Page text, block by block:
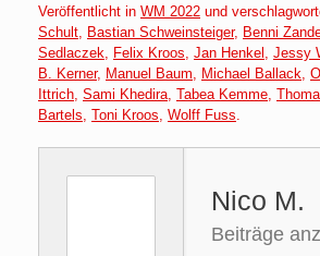
Veröffentlicht in WM 2022 und
Schult Bastian Schweinsteiger, Benni
Sedlaczek
Felix Kroos Jan Henkel Jessy
B. Kerner, Manuel Baum Michael Ballack
Ittrich Sami Khedira Tabea Kemme
Bartels Toni Kroos Wolff Fuss
Nico M.
Beiträge